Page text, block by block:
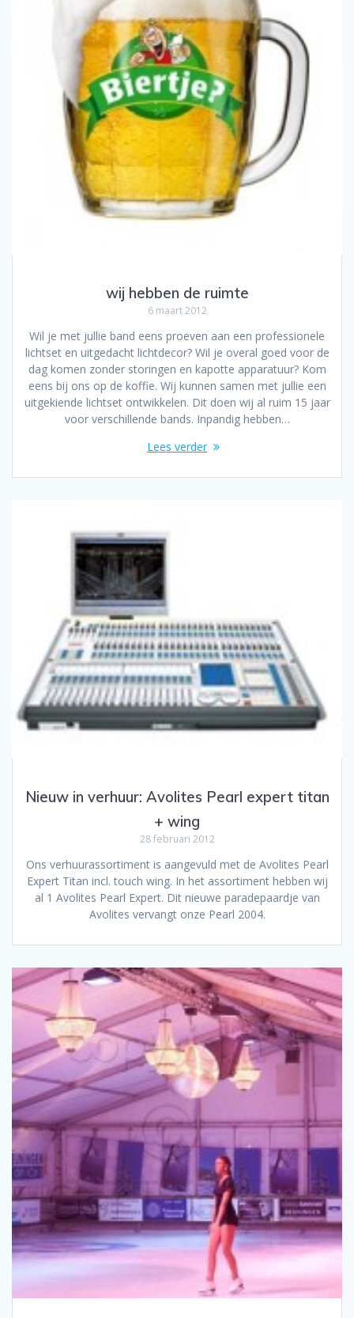
wij hebben de ruimte
6 maart 2012
Wil je met jullie band eens proeven aan een professionele
lichtset en uitgedacht lichtdecor? Wil je overal goed voor de
dag komen zonder storingen en kapotte apparatuur? Kom
eens bij ons op de koffie. Wij kunnen samen met jullie een
uitgekiende lichtset ontwikkelen. Dit doen wij al ruim 15 jaar
voor verschillende bands. Inpandig hebben…
Lees verder
Nieuw in verhuur: Avolites Pearl expert titan
+ wing
28 februari 2012
Ons verhuurassortiment is aangevuld met de Avolites Pearl
Expert Titan incl. touch wing. In het assortiment hebben wij
al 1 Avolites Pearl Expert. Dit nieuwe paradepaardje van
Avolites vervangt onze Pearl 2004.